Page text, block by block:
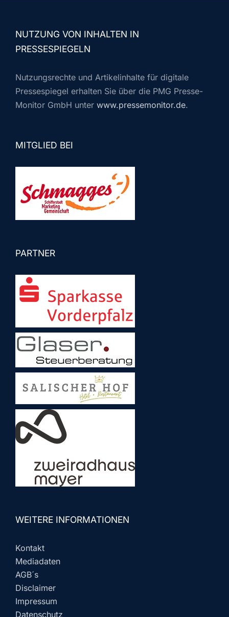
NUTZUNG VON INHALTEN IN
PRESSESPIEGELN
Nutzungsrechte und Artikelinhalte für digitale
Pressespiegel erhalten Sie über die PMG Presse-
Monitor GmbH unter www.pressemonitor.de.
MITGLIED BEI
PARTNER
WEITERE INFORMATIONEN
Kontakt
Mediadaten
AGB´s
Disclaimer
Impressum
Datenschutz